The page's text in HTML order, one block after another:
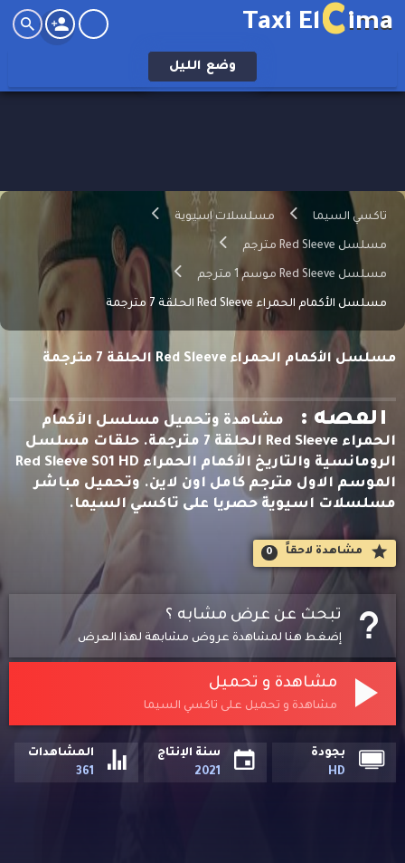
Taxi ElCima
وضع الليل
تاكسي السيما مسلسلات اسيوية
مسلسل Red Sleeve مترجم
مسلسل Red Sleeve موسم 1 مترجم
مسلسل الأكمام الحمراء Red Sleeve الحلقة 7 مترجمة
مسلسل الأكمام الحمراء Red Sleeve الحلقة 7 مترجمة
القصه :
مشاهدة وتحميل مسلسل الأكمام
الحمراء Red Sleeve الحلقة 7 مترجمة. حلقات مسلسل
الرومانسية والتاريخ الأكمام الحمراء Red Sleeve S01 HD
الموسم الاول مترجم كامل اون لاين. وتحميل مباشر
مسلسلات اسيوية حصريا على تاكسي السيما.
مشاهدة لاحقاََ 0
تبحث عن عرض مشابه ؟
إضغط هنا لمشاهدة عروض مشابهة لهذا العرض
مشاهدة و تحميل
مشاهدة و تحميل على تاكسي السيما
بجودة
HD
سنة الإنتاج
2021
المشاهدات
361